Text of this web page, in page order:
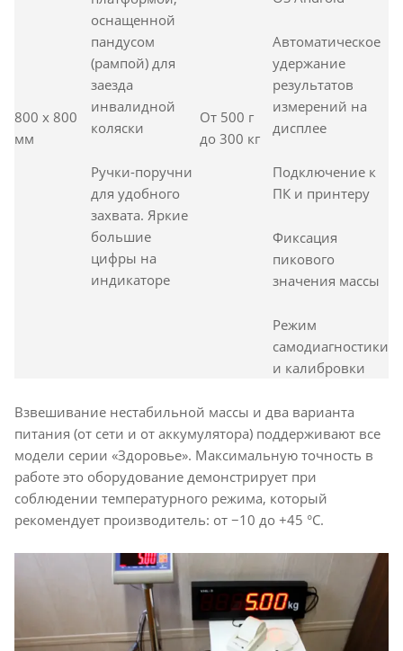
800 x 800
мм
оснащенной
пандусом
(рампой) для
заезда
инвалидной
коляски
Ручки-поручни
для удобного
захвата. Яркие
большие
цифры на
индикаторе
От 500 г
до 300 кг
Автоматическое
удержание
результатов
измерений на
дисплее
Подключение к
ПК и принтеру
Фиксация
пикового
значения массы
Режим
самодиагностики
и калибровки
Взвешивание нестабильной массы и два варианта
питания (от сети и от аккумулятора) поддерживают все
модели серии «Здоровье». Максимальную точность в
работе это оборудование демонстрирует при
соблюдении температурного режима, который
рекомендует производитель: от −10 до +45 °С.